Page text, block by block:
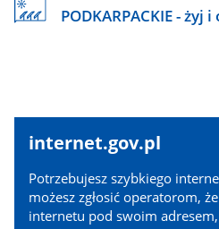
PODKARPACKIE - żyj
internet.gov.pl
Potrzebujesz szybkiego
możesz zgłosić operatorom,
internetu pod swoim